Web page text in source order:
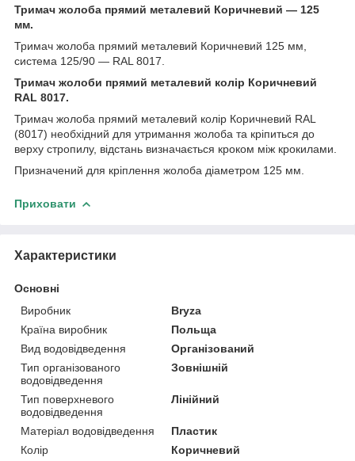
Тримач жолоба прямий металевий Коричневий — 125
мм.
Тримач жолоба прямий металевий Коричневий 125 мм,
система 125/90 — RAL 8017.
Тримач жолоби прямий металевий колір Коричневий
RAL 8017.
Тримач жолоба прямий металевий колір Коричневий RAL
(8017) необхідний для утримання жолоба та кріпиться до
верху стропилу, відстань визначається кроком між крокилами.
Призначений для кріплення жолоба діаметром 125 мм.
Приховати
Характеристики
Основні
Виробник
Bryza
Країна виробник
Польща
Вид водовідведення
Організований
Тип організованого
водовідведення
Зовнішній
Тип поверхневого
водовідведення
Лінійний
Матеріал водовідведення
Пластик
Колір
Коричневий